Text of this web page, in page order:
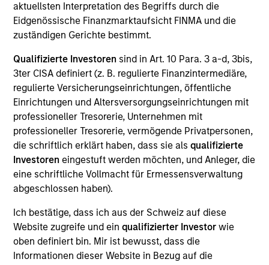
aktuellsten Interpretation des Begriffs durch die
Eidgenössische Finanzmarktaufsicht FINMA und die
zuständigen Gerichte bestimmt.
Qualifizierte Investoren sind in Art. 10 Para. 3 a-d, 3bis,
3ter CISA definiert (z. B. regulierte Finanzintermediäre,
regulierte Versicherungseinrichtungen, öffentliche
Einrichtungen und Altersversorgungseinrichtungen mit
professioneller Tresorerie, Unternehmen mit
professioneller Tresorerie, vermögende Privatpersonen,
die schriftlich erklärt haben, dass sie alsqualifizierte
Investoren eingestuft werden möchten, und Anleger, die
eine schriftliche Vollmacht für Ermessensverwaltung
abgeschlossen haben).
Ich bestätige, dass ich aus der Schweiz auf diese
Website zugreife und ein qualifizierter Investor wie
oben definiert bin. Mir ist bewusst, dass die
Informationen dieser Website in Bezug auf die
YEARS OF INDUSTRY EXPERIENCE
Years
TEAM
Fixed Income Team
Alicia Keenan is the Chief Operating Officer of Fixed
Income at Morgan Stanley Investment
Management, and a Managing Director at Morgan
Stanley. She joined Morgan Stanley in 2024 and has
22 years of investment industry experience. In this
capacity, she is responsible for the operational
infrastructure and control environment across the
investment teams including areas such as trading,